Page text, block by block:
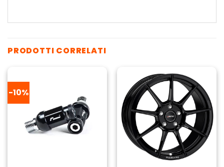
PRODOTTI CORRELATI
-10%